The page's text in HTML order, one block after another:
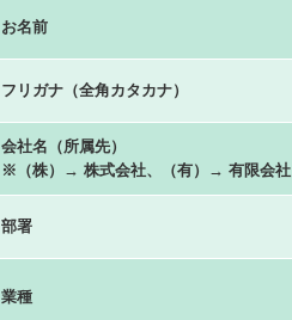
お名前
フリガナ（全角カタカナ）
会社名（所属先）
※（株）→ 株式会社、（有）→ 有限会社
部署
業種